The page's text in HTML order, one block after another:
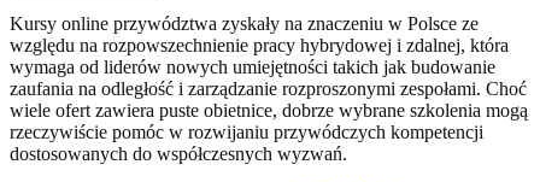
Kursy online przywództwa zyskały na znaczeniu w Polsce ze
względu na rozpowszechnienie pracy hybrydowej i zdalnej, która
wymaga od liderów nowych umiejętności takich jak budowanie
zaufania na odległość i zarządzanie rozproszonymi zespołami. Choć
wiele ofert zawiera puste obietnice, dobrze wybrane szkolenia mogą
rzeczywiście pomóc w rozwijaniu przywódczych kompetencji
dostosowanych do współczesnych wyzwań.